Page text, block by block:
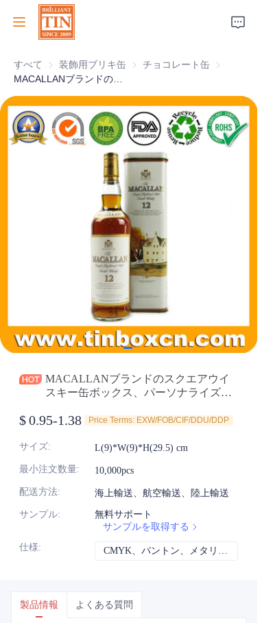
すべて 装飾用ブリキ缶 装飾用ブリキ缶
チョコレート缶 チョコレー
MACALLANブランドのスクエアウイ
スキー缶ボックス、パーソナライズさ
$0.95-1.38 Price Terms: EXW/FOB/CIF/DDU/DDP
サイズ: L(9)*W(9)*H(29.5) cm
最小注文数量: 10,000pcs
配送方法: 海上輸送、航空輸送、陸上輸送
サンプル:
無料サポート
サンプルを取得する
仕様: CMYK、パントン、メタリック、スポットカラーなど
製品情報 よくある質問
ホーム
会社
製品
トレードショー 2026
ニュース